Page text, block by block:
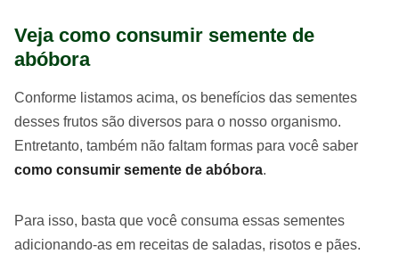
Veja como consumir semente de
abóbora
Conforme listamos acima, os benefícios das sementes
desses frutos são diversos para o nosso organismo.
Entretanto, também não faltam formas para você saber
como consumir semente de abóbora.
Para isso, basta que você consuma essas sementes
adicionando-as em receitas de saladas, risotos e pães.